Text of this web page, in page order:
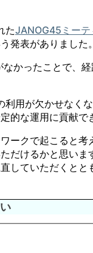
たJANOG45ミーテ
発表がありました。
かったことで、
利用が欠かせなく
的な運用に貢献で
ークで起こると
だけるかと思い
していただくとと